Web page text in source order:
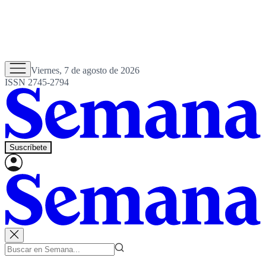
Viernes, 7 de agosto de 2026
ISSN 2745-2794
Suscríbete